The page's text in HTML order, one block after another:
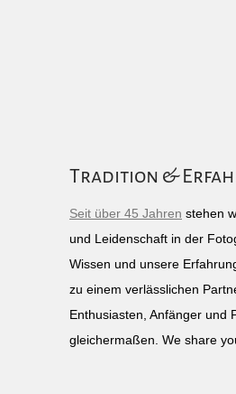
Tradition &
Seit über 45 Jahren stehen
und Leidenschaft in der
Wissen und unsere
zu einem verlässlichen
Enthusiasten, Anfänger und
gleichermaßen. We share